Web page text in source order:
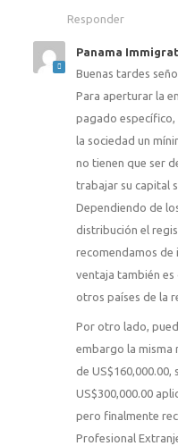
Responder
Panama
Buenas tardes
Para aperturar la
pagado específico,
la sociedad un
no tienen que ser
trabajar su capital
Dependiendo de
distribución el
recomendamos de
ventaja también es
otros países de la
Por otro lado,
embargo la misma
de US$160,000.00,
US$300,000.00
pero finalmente
Profesional